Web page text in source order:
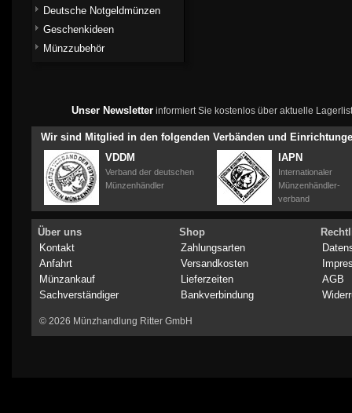
Deutsche Notgeldmünzen
Geschenkideen
Münzzubehör
Unser Newsletterinformiert Sie kostenlos über aktuelle
Wir sind Mitglied in den folgenden Verbänden und
VDDM
Verband der deutschen
Münzenhändler
IAPN
Internationaler
Münzenhändler-
verband
Über uns
Kontakt
Anfahrt
Münzankauf
Sachverständiger
Shop
Zahlungsarten
Versandkosten
Lieferzeiten
Bankverbindung
AGB
© 2026 Münzhandlung Ritter GmbH